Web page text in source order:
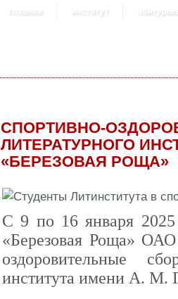
главная институт
СПОРТИВНО-
ЛИТЕРАТУРНОГО
«БЕРЕЗОВАЯ РОЩА»
С 9 по 16 января 2025
«Березовая Роща»
оздоровительные
института имени А. М.